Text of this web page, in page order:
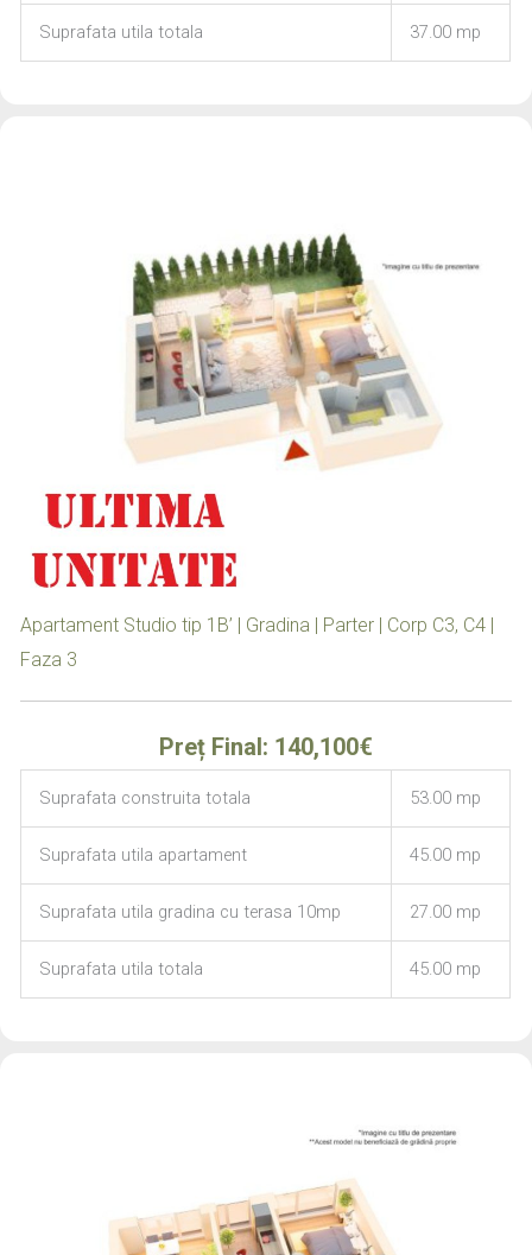
Suprafata utila totala 37.00 mp
Apartament Studio tip 1B’ | Gradina | Parter | Corp C3, C4 |
Faza 3
Preț Final: 140,100€
Suprafata construita totala 53.00 mp
Suprafata utila apartament 45.00 mp
Suprafata utila gradina cu terasa 10mp 27.00 mp
Suprafata utila totala 45.00 mp